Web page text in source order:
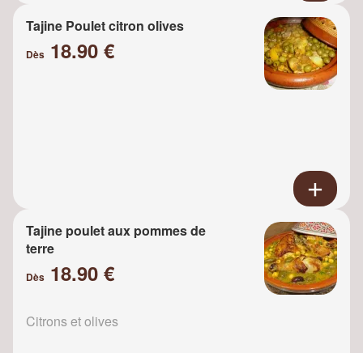
Tajine Poulet citron olives
Dès 18.90 €
Tajine poulet aux pommes de
terre
Dès 18.90 €
Citrons et olives